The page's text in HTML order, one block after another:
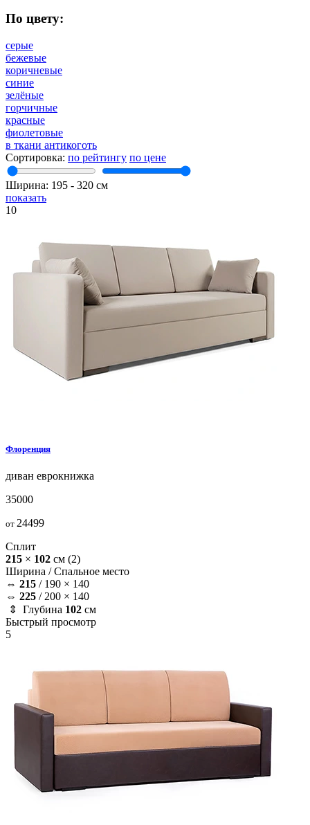
По цвету:
серые
бежевые
коричневые
синие
зелёные
горчичные
красные
фиолетовые
в ткани антикоготь
Сортировка: по рейтингу по цене
Ширина: 195 ‐ 320 см
показать
10
Флоренция
диван еврокнижка
35000
от 24499
Сплит
215 × 102 см (2)
Ширина /Спальное место
⇔ 215 / 190 × 140
⇔ 225 / 200 × 140
⇕ Глубина 102 см
Быстрый просмотр
5